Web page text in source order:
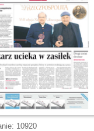
10920